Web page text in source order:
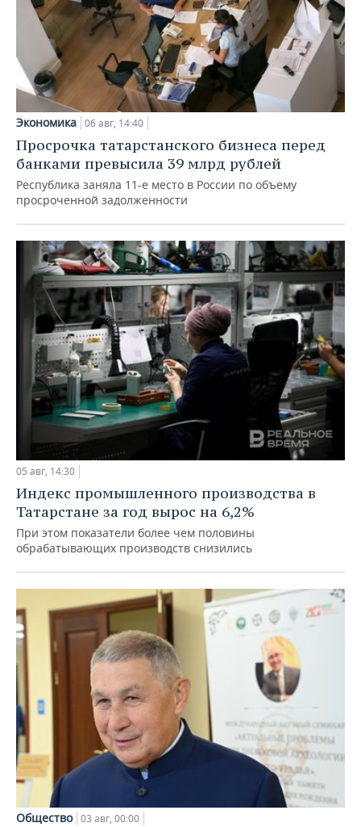
Экономика 06 авг, 14:40
Просрочка татарстанского бизнеса перед
банками превысила 39 млрд рублей
Республика заняла 11-е место в России по объему
просроченной задолженности
05 авг, 14:30
Индекс промышленного производства в
Татарстане за год вырос на 6,2%
При этом показатели более чем половины
обрабатывающих производств снизились
Общество 03 авг, 00:00